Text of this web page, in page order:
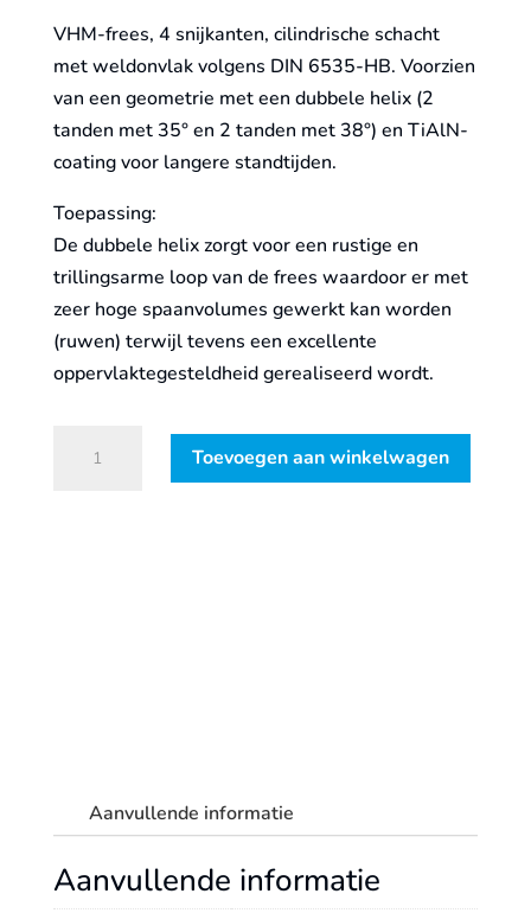
VHM-frees, 4 snijkanten, cilindrische schacht
met weldonvlak volgens DIN 6535-HB. Voorzien
van een geometrie met een dubbele helix (2
tanden met 35° en 2 tanden met 38°) en TiAlN-
coating voor langere standtijden.
Toepassing:
De dubbele helix zorgt voor een rustige en
trillingsarme loop van de frees waardoor er met
zeer hoge spaanvolumes gewerkt kan worden
(ruwen) terwijl tevens een excellente
oppervlaktegesteldheid gerealiseerd wordt.
frezenset
Toevoegen aan winkelwagen
Aanvullende informatie
Aanvullende informatie